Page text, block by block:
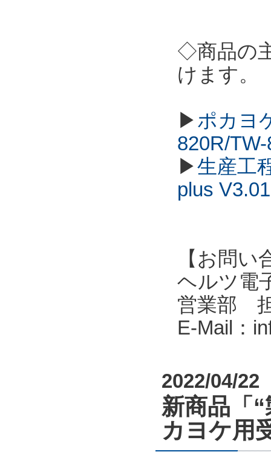
◇商品の
けます。
▶ポカヨ
820R/
▶生産工
plus V3.01
【お問い
ヘルツ電
営業部
E-Mail：
2022/04/22
新商品「
カヨケ用